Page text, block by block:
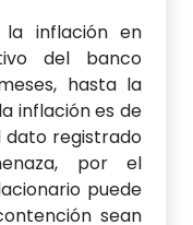
inflación en
del banco
hasta la
inflación es de
dato registrado
por el
puede
sean